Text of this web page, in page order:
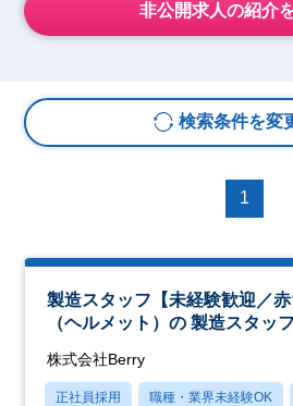
非公開求人の紹介
検索条件を変
1
製造スタッフ【未経験歓迎／
（ヘルメット）の 製造スタッフ
株式会社Berry
正社員採用 職種・業界未経験OK